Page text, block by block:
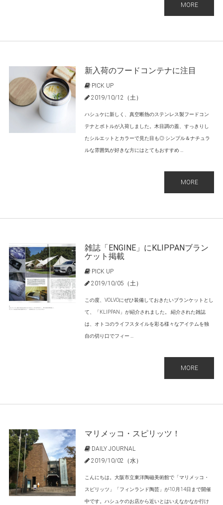
MORE
新入荷のフードコンテナに注目
PICK UP
2019/10/12（土）
ハシュケに新しく、真空断熱のステンレス製フードコン
テナとボトルが入荷しました。木目調の蓋、すっきりし
たシルエットとカラーで見た目も◎ シンプル＆ナチュラ
ルな雰囲気が好きな方にはとてもおすすめ ...
MORE
雑誌「ENGINE」にKLIPPANブラン
ケット掲載
PICK UP
2019/10/05（土）
この度、VOLVOにぜひ装備しておきたいブランケットとし
て、「KLIPPAN」が紹介されました。 紹介された雑誌
は、オトコのライフスタイルを彩る様々なアイテムを独
自の切り口でフィー ...
MORE
マリメッコ・スピリッツ！
DAILY JOURNAL
2019/10/02（水）
こんにちは。大阪市立東洋陶磁美術館で「マリメッコ・
スピリッツ」「フィンランド陶芸」が10月14日まで開催
中です。ハシュケのお店から近いとはいえなかなか行け